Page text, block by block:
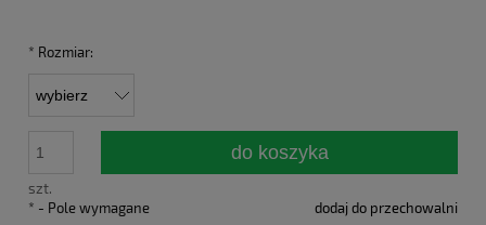
* Rozmiar:
szt.
do koszyka
dodaj do przechowalni
* - Pole wymagane